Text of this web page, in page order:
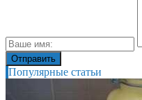
Популярные статьи